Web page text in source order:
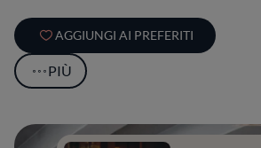
AGGIUNGI AI PREFERITI
PIÙ